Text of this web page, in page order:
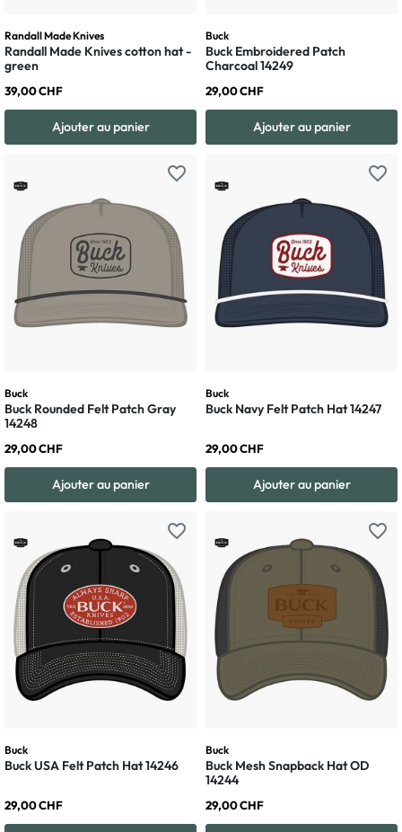
Randall Made Knives
Randall Made Knives cotton hat -
green
39,00 CHF
Ajouter au panier
Buck
Buck Embroidered Patch
Charcoal 14249
29,00 CHF
Ajouter au panier
favorite_border
Buck
Buck Rounded Felt Patch Gray
14248
29,00 CHF
Ajouter au panier
favorite_border
Buck
Buck Navy Felt Patch Hat 14247
29,00 CHF
Ajouter au panier
favorite_border
Buck
Buck USA Felt Patch Hat 14246
29,00 CHF
favorite_border
Buck
Buck Mesh Snapback Hat OD
14244
29,00 CHF